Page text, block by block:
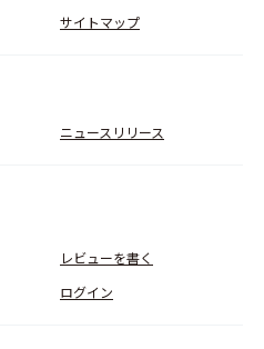
サイトマップ
ニュースリリース
レビューを書く
ログイン